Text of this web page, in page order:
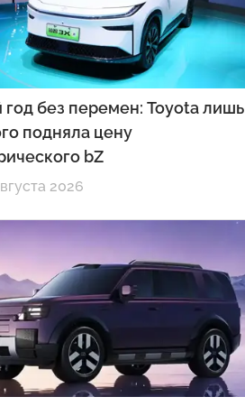
без перемен: Toyota лишь
подняла цену
bZ
2026